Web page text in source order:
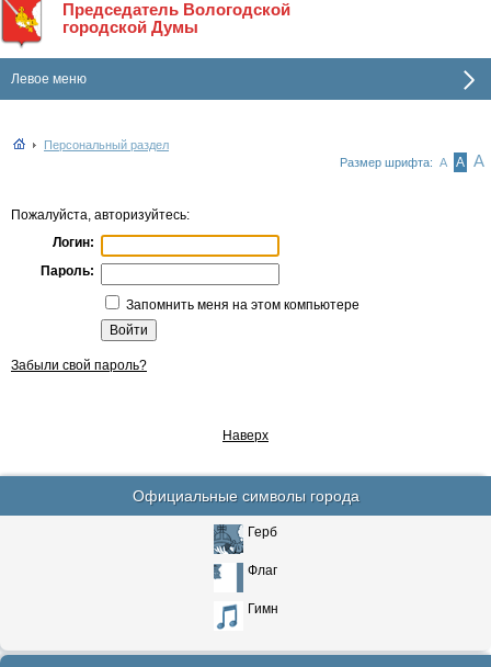
Председатель Вологодской
городской Думы
Левое меню
Персональный раздел
Размер шрифта: А А А
Пожалуйста, авторизуйтесь:
Логин:
Пароль:
Запомнить меня на этом компьютере
Забыли свой пароль?
Наверх
Официальные символы города
Герб
Флаг
Гимн